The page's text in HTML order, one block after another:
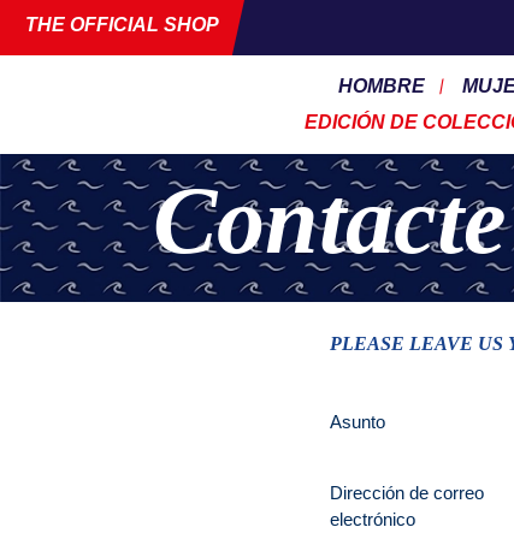
THE OFFICIAL SHOP
HOMBRE
EDICIÓN DE
PLEASE LEAVE US
Asunto
Dirección de correo
electrónico